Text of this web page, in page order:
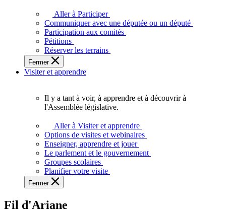
plein
potentiel,
l'Assemblée
a
besoin
de
Aller à Participer
Communiquer avec une députée ou un député
Participation aux comités
Pétitions
Réserver les terrains
Fermer
Visiter et apprendre
voir,
apprendre
et
à
à
Il y a tant à voir, à apprendre et à découvrir à
l'Assemblée législative.
Aller à Visiter et apprendre
Options de visites et webinaires
Enseigner, apprendre et jouer
Le parlement et le gouvernement
Groupes scolaires
Planifier votre visite
Fermer
Fil d'Ariane